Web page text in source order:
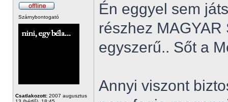
Szárnybontogató
Csatlakozott: 2007 augusztus
Én eggyel sem
részhez
egyszerű.. Sőt a
Annyi viszont